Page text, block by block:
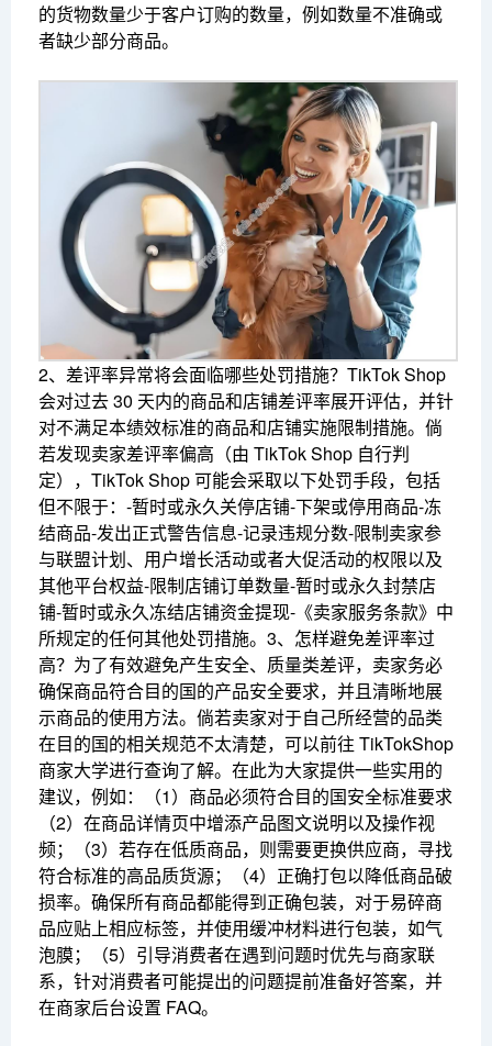
的货物数量少于客户订购的数量，例如数量不准确或
者缺少部分商品。
2、差评率异常将会面临哪些处罚措施？ TikTok Shop
会对过去 30 天内的商品和店铺差评率展开评估，并针
对不满足本绩效标准的商品和店铺实施限制措施。倘
若发现卖家差评率偏高（由 TikTok Shop 自行判
定），TikTok Shop 可能会采取以下处罚手段，包括
但不限于：-暂时或永久关停店铺-下架或停用商品-冻
结商品-发出正式警告信息-记录违规分数-限制卖家参
与联盟计划、用户增长活动或者大促活动的权限以及
其他平台权益-限制店铺订单数量-暂时或永久封禁店
铺-暂时或永久冻结店铺资金提现-《卖家服务条款》中
所规定的任何其他处罚措施。 3、怎样避免差评率过
高？ 为了有效避免产生安全、质量类差评，卖家务必
确保商品符合目的国的产品安全要求，并且清晰地展
示商品的使用方法。倘若卖家对于自己所经营的品类
在目的国的相关规范不太清楚，可以前往 TikTokShop
商家大学进行查询了解。在此为大家提供一些实用的
建议， 例如：
（1）商品必须符合目的国安全标准要求
（2）在商品详情页中增添产品图文说明以及操作视
频；
（3）若存在低质商品，则需要更换供应商，寻找
符合标准的高品质货源；
（4）正确打包以降低商品破
损率。确保所有商品都能得到正确包装，对于易碎商
品应贴上相应标签，并使用缓冲材料进行包装，如气
泡膜；
（5）引导消费者在遇到问题时优先与商家联
系，针对消费者可能提出的问题提前准备好答案，并
在商家后台设置 FAQ。